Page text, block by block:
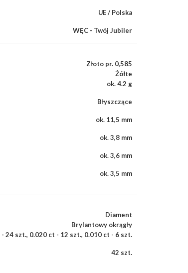
UE / Polska
WĘC - Twój Jubiler
Złoto pr. 0,585
Żółte
ok. 4.2 g
Błyszczące
ok. 11,5 mm
ok. 3,8 mm
ok. 3,6 mm
ok. 3,5 mm
Diament
Brylantowy okrągły
- 24 szt., 0.020 ct - 12 szt., 0.010 ct - 6 szt.
42 szt.